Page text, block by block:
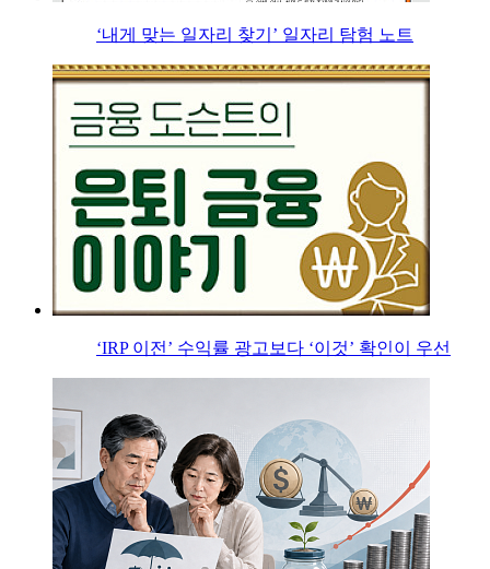
‘내게 맞는 일자리 찾기’ 일자리 탐험 노트
‘IRP 이전’ 수익률 광고보다 ‘이것’ 확인이 우선